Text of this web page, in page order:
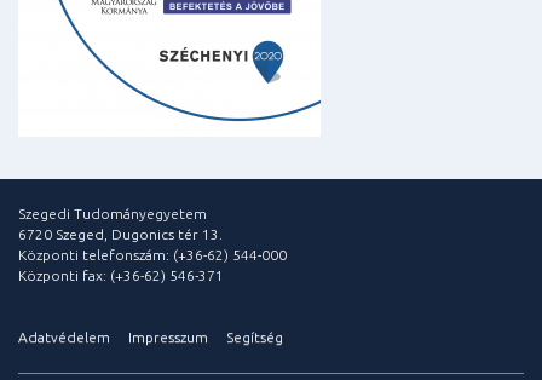
Szegedi Tudományegyetem
6720 Szeged, Dugonics tér 13.
Központi telefonszám: (+36-62) 544-000
Központi fax: (+36-62) 546-371
Adatvédelem Impresszum Segítség